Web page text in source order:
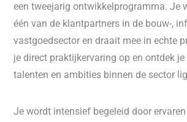
een tweejarig ontwikkelprogramma. Je
één van de klantpartners in de bouw-,
vastgoedsector en draait mee in echte
je direct praktijkervaring op en ontdek
talenten en ambities binnen de sector
Je wordt intensief begeleid door